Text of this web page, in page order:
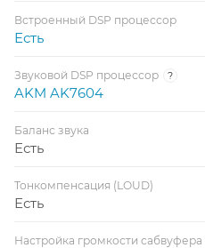
Встроенный DSP процессор
Есть
Звуковой DSP процессор ?
AKM AK7604
Баланс звука
Есть
Тонкомпенсация (LOUD)
Есть
Настройка громкости сабвуфера